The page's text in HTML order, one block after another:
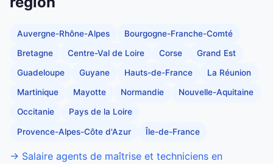
Auvergne-Rhône-Alpes Bourgogne-Franche-Comté
Bretagne Centre-Val de Loire Corse Grand Est
Guadeloupe Guyane Hauts-de-France La Réunion
Martinique Mayotte Normandie Nouvelle-Aquitaine
Occitanie Pays de la Loire
Provence-Alpes-Côte d'Azur Île-de-France
→ Salaire agents de maîtrise et techniciens en